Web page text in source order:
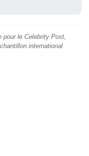
pour le Celebrity Post,
international